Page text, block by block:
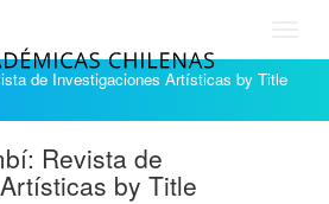
de Investigaciones Artísticas by Title
Revista de
by Title